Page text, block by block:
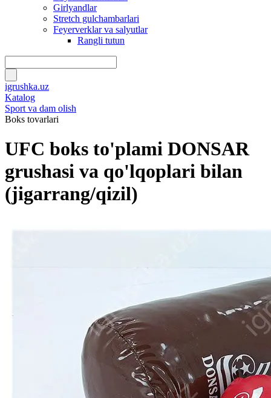
Girlyandlar
Stretch gulchambarlari
Feyerverklar va salyutlar
Rangli tutun
igrushka.uz
Katalog
Sport va dam olish
Boks tovarlari
UFC boks to'plami DONSAR
grushasi va qo'lqoplari bilan
(jigarrang/qizil)